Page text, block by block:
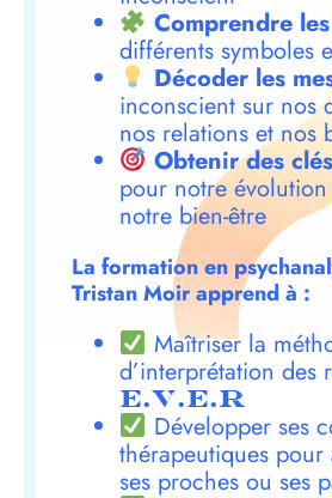
Comprendre
différents symboles
Décoder les
inconscient sur nos
nos relations et nos
Obtenir des
pour notre
notre bien-être
La formation en
Tristan Moir apprend à :
Maîtriser la
d’interprétation des
E.V.E.R
Développer ses
thérapeutiques
ses proches ou ses